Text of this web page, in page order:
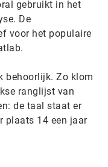
gebruikt in het
De
voor het populaire
behoorlijk. Zo klom
ranglijst van
de taal staat er
plaats 14 een jaar